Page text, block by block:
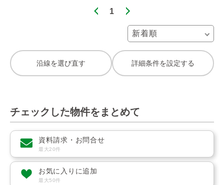
1
沿線を選び直す 詳細条件を設定する
チェックした物件をまとめて
資料請求・お問合せ
最大20件
お気に入りに追加
最大50件